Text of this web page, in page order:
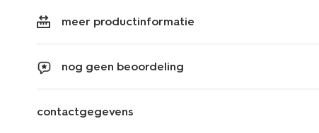
meer productinformatie
nog geen beoordeling
contactgegevens